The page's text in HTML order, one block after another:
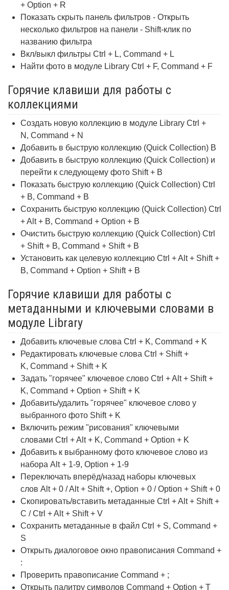
+ Option + R
Показать скрыть панель фильтров - Открыть
несколько фильтров на панели - Shift-клик по
названию фильтра
Вкл/выкл фильтры Ctrl + L, Command + L
Найти фото в модуле Library Ctrl + F, Command + F
Горячие клавиши для работы с
коллекциями
Создать новую коллекцию в модуле Library Ctrl +
N, Command + N
Добавить в быструю коллекцию (Quick Collection) B
Добавить в быструю коллекцию (Quick Collection) и
перейти к следующему фото Shift + B
Показать быструю коллекцию (Quick Collection) Ctrl
+ B, Command + B
Сохранить быструю коллекцию (Quick Collection) Ctrl
+ Alt + B, Command + Option + B
Очистить быструю коллекцию (Quick Collection) Ctrl
+ Shift + B, Command + Shift + B
Установить как целевую коллекцию Ctrl + Alt + Shift +
B, Command + Option + Shift + B
Горячие клавиши для работы с
метаданными и ключевыми словами в
модуле Library
Добавить ключевые слова Ctrl + K, Command + K
Редактировать ключевые слова Ctrl + Shift +
K, Command + Shift + K
Задать "горячее" ключевое слово Ctrl + Alt + Shift +
K, Command + Option + Shift + K
Добавить/удалить "горячее" ключевое слово у
выбранного фото Shift + K
Включить режим "рисования" ключевыми
словами Ctrl + Alt + K, Command + Option + K
Добавить к выбранному фото ключевое слово из
набора Alt + 1-9, Option + 1-9
Переключать вперёд/назад наборы ключевых
слов Alt + 0 / Alt + Shift +, Option + 0 / Option + Shift + 0
Скопировать/вставить метаданные Ctrl + Alt + Shift +
C / Ctrl + Alt + Shift + V
Сохранить метаданные в файл Ctrl + S, Command +
S
Открыть диалоговое окно правописания Command +
:
Проверить правописание Command + ;
Открыть палитру символов Command + Option + T